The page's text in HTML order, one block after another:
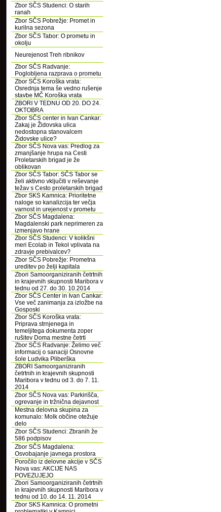
Zbor SČS Studenci: O starih
ranah
Zbor SČS Pobrežje: Promet in
kurilna sezona
Zbor SČS Tabor: O prometu in
okolju
Neurejenost Treh ribnikov
Zbor SČS Radvanje:
Poglobljena razprava o prometu
Zbor SČS Koroška vrata:
Osrednja tema še vedno rušenje
stavbe MČ Koroška vrata
ZBORI V TEDNU OD 20. DO 24.
OKTOBRA
Zbor SČS center in Ivan Cankar:
Zakaj je Židovska ulica
nedostopna stanovalcem
Židovske ulice?
Zbor SČS Nova vas: Predlog za
zmanjšanje hrupa na Cesti
Proletarskih brigad je že
oblikovan
Zbor SČS Tabor: SČS Tabor se
želi aktivno vključiti v reševanje
težav s Cesto proletarskih brigad
Zbor SKS Kamnica: Prioritetne
naloge so kanalizcija ter večja
varnost in urejenost v prometu
Zbor SČS Magdalena:
Magdalenski park neprimeren za
izmenjavo hrane
Zbor SČS Studenci: V kolikšni
meri Ecolab in Tekol vplivata na
zdravje prebivalcev?
Zbor SČS Pobrežje: Prometna
ureditev po želji kapitala
Zbori Samoorganiziranih četrtnih
in krajevnih skupnosti Maribora v
tednu od 27. do 30. 10.2014
Zbor SČS Center in Ivan Cankar:
Vse več zanimanja za izložbe na
Gosposki
Zbor SČS Koroška vrata:
Priprava strnjenega in
temeljitega dokumenta zoper
rušitev Doma mestne četrti
Zbor SČS Radvanje: Želimo več
informacij o sanaciji Osnovne
šole Ludvika Pliberška
ZBORI Samoorganiziranih
četrtnih in krajevnih skupnosti
Maribora v tednu od 3. do 7. 11.
2014
Zbor SČS Nova vas: Parkirišča,
ogrevanje in tržnična dejavnost
Mestna delovna skupina za
komunalo: Molk občine otežuje
delo
Zbor SČS Studenci: Zbranih že
586 podpisov
Zbor SČS Magdalena:
Osvobajanje javnega prostora
Poročilo iz delovne akcije v SČS
Nova vas: AKCIJE NAS
POVEZUJEJO
Zbori Samoorganiziranih četrtnih
in krajevnih skupnosti Maribora v
tednu od 10. do 14. 11. 2014
Zbor SKS Kamnica: O prometni